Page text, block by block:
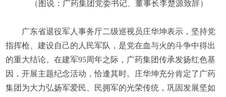
（图说：广药集团党委书记、董事长李楚源致辞）
广东省退役军人事务厅二级巡视员庄华坤表示，坚持党
指挥枪、建设自己的人民军队，是党在血与火的斗争中得出
的重大结论。在建军95周年之际，广药集团传承发扬红色基
因，开展主题纪念活动，恰逢其时。庄华坤充分肯定了广药
集团为大力弘扬军爱民、民拥军的光荣传统，巩固发展坚如